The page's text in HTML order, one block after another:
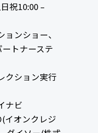
祝10:00 –
ンショー、
トナーステ
クション実行
ナビ
イオンクレジ